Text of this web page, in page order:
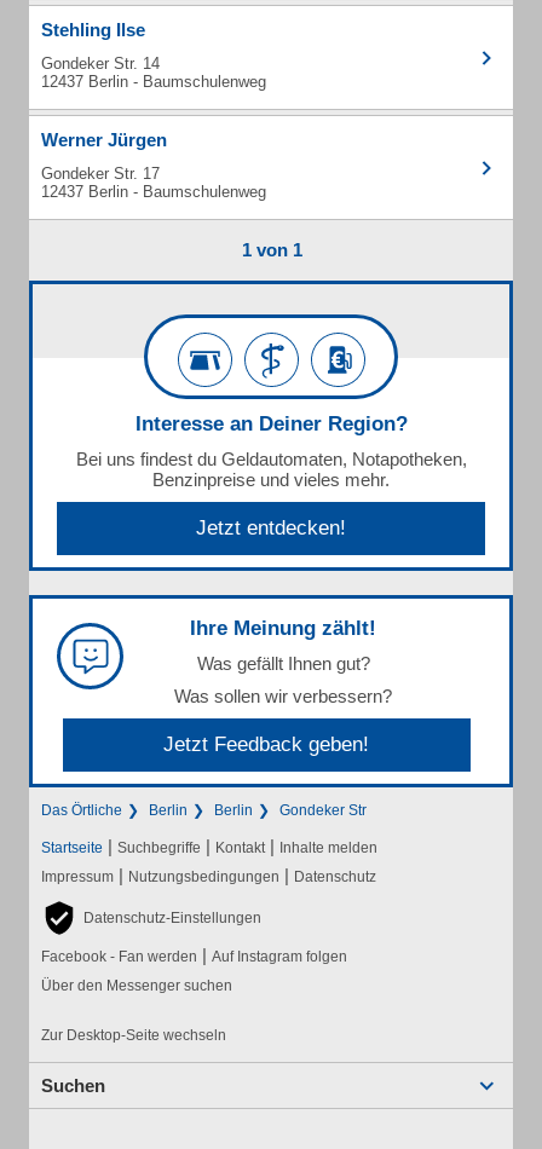
Stehling Ilse
Gondeker Str. 14
12437 Berlin - Baumschulenweg
Werner Jürgen
Gondeker Str. 17
12437 Berlin - Baumschulenweg
1 von 1
Interesse an Deiner Region?
Bei uns findest du Geldautomaten, Notapotheken,
Benzinpreise und vieles mehr.
Jetzt entdecken!
Ihre Meinung zählt!
Was gefällt Ihnen gut?
Was sollen wir verbessern?
Jetzt Feedback geben!
Das Örtliche Berlin Berlin Gondeker Str
Startseite | Suchbegriffe | Kontakt | Inhalte melden
Impressum | Nutzungsbedingungen | Datenschutz
Datenschutz-Einstellungen
Facebook - Fan werden | Auf Instagram folgen
Über den Messenger suchen
Zur Desktop-Seite wechseln
Suchen